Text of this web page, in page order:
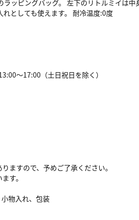
ッピングバッグ。 左下のリトルミイは中
としても使えます。 耐冷温度:0度
～17:00（土日祝日を除く）
ますので、予めご了承ください。
す。
物入れ、包装